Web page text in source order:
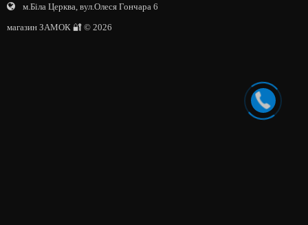
м.Біла Церква, вул.Олеся Гончара 6
магазин ЗАМОК 🔐 © 2026